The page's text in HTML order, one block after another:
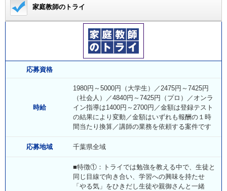
家庭教師のトライ
応募資格
時給
1980円～5000円（大学生）／2475円～7425円
（社会人）／4840円～7425円（プロ）／オンラ
イン指導は1400円～2700円／金額は登録テスト
の結果により変動／金額はいずれも報酬の１時
間当たり換算／講師の業務を依頼する案件です
応募地域 千葉県全域
■特徴①：トライでは勉強を教える中で、生徒と
同じ目線で向き合い、学習への興味を持たせ
「やる気」をひきだし生徒や親御さんと一緒